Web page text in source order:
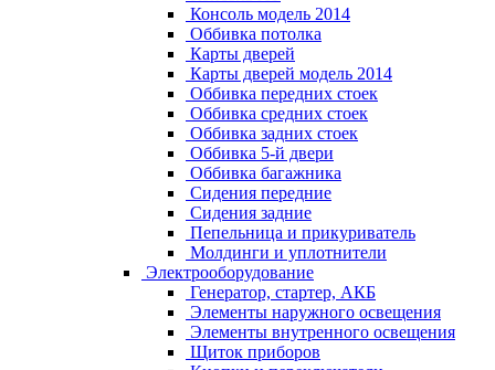
Консоль модель 2014
Оббивка потолка
Карты дверей
Карты дверей модель 2014
Оббивка передних стоек
Оббивка средних стоек
Оббивка задних стоек
Оббивка 5-й двери
Оббивка багажника
Сидения передние
Сидения задние
Пепельница и прикуриватель
Молдинги и уплотнители
Электрооборудование
Генератор, стартер, АКБ
Элементы наружного освещения
Элементы внутренного освещения
Щиток приборов